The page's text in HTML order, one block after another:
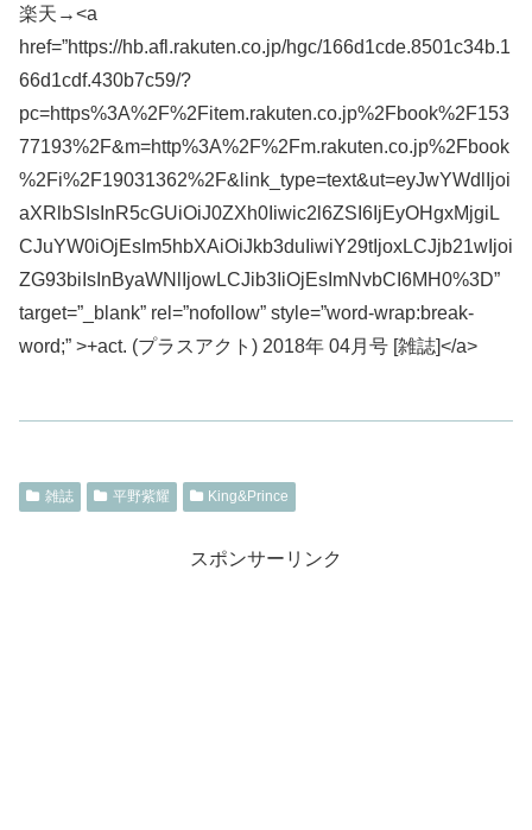
楽天→<a
href=”https://hb.afl.rakuten.co.jp/hgc/166d1cde.8501c34b.1
66d1cdf.430b7c59/?
pc=https%3A%2F%2Fitem.rakuten.co.jp%2Fbook%2F153
77193%2F&m=http%3A%2F%2Fm.rakuten.co.jp%2Fbook
%2Fi%2F19031362%2F&link_type=text&ut=eyJwYWdlIjoi
aXRlbSIsInR5cGUiOiJ0ZXh0Iiwic2l6ZSI6IjEyOHgxMjgiL
CJuYW0iOjEsIm5hbXAiOiJkb3duIiwiY29tIjoxLCJjb21wIjoi
ZG93biIsInByaWNlIjowLCJib3IiOjEsImNvbCI6MH0%3D”
target=”_blank” rel=”nofollow” style=”word-wrap:break-
word;” >+act. (プラスアクト) 2018年 04月号 [雑誌]</a>
雑誌 平野紫耀 King&Prince
スポンサーリンク